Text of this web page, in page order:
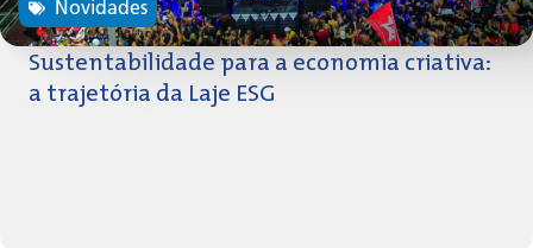
Novidades
Sustentabilidade para a economia criativa:
a trajetória da Laje ESG